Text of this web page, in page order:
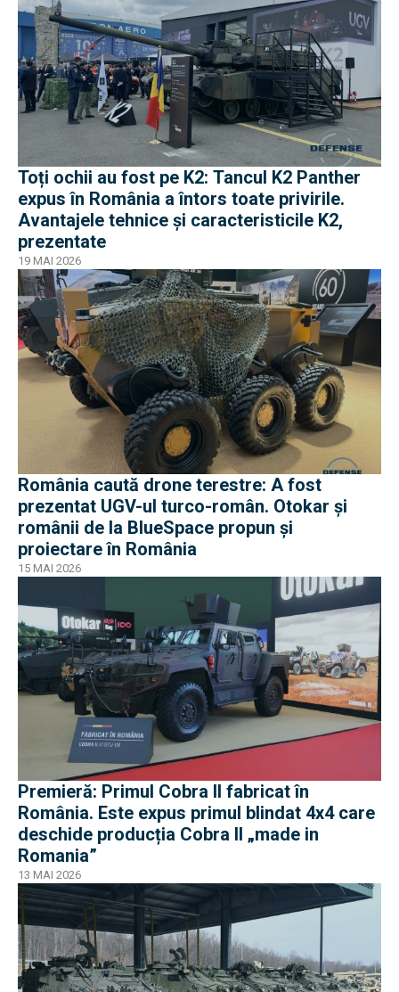
Toți ochii au fost pe K2: Tancul K2 Panther
expus în România a întors toate privirile.
Avantajele tehnice și caracteristicile K2,
prezentate
19 MAI 2026
România caută drone terestre: A fost
prezentat UGV-ul turco-român. Otokar și
românii de la BlueSpace propun și
proiectare în România
15 MAI 2026
Premieră: Primul Cobra II fabricat în
România. Este expus primul blindat 4x4 care
deschide producția Cobra II „made in
Romania”
13 MAI 2026